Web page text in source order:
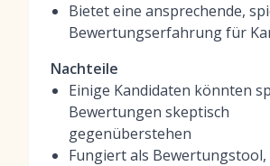
Bietet eine ansprechende,
Bewertungserfahrung für
Nachteile
Einige Kandidaten könnten
Bewertungen skeptisch
gegenüberstehen
Fungiert als Bewertungstool,